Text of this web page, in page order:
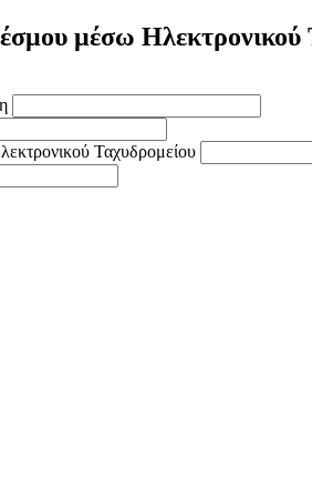
μέσω Ηλεκτρονικού
Ταχυδρομείου